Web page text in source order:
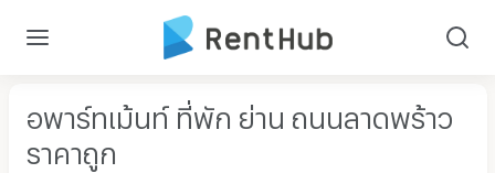
อพาร์ทเม้นท์ ที่พัก ย่าน ถนนลาดพร้าว
ราคาถูก